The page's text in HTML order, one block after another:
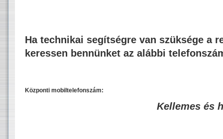
Ha technikai segítségre van szüksége a
keressen bennünket az alábbi
Központi mobiltelefonszám:
Kellemes és